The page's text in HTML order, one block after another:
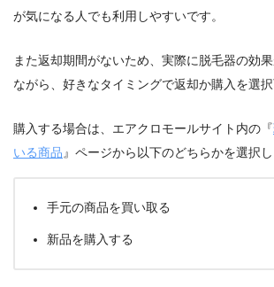
が気になる人でも利用しやすいです。
また返却期間がないため、実際に脱毛器の効
ながら、好きなタイミングで返却か購入を選択
購入する場合は、エアクロモールサイト内の『
いる商品 』ページから以下のどちらかを選択し
手元の商品を買い取る
新品を購入する